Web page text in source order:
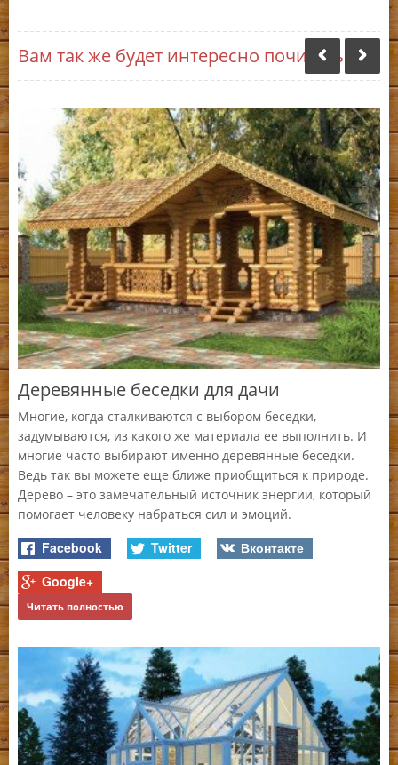
Вам так же будет интересно почитать:
Деревянные беседки для дачи
Многие, когда сталкиваются с выбором беседки,
задумываются, из какого же материала ее выполнить. И
многие часто выбирают именно деревянные беседки.
Ведь так вы можете еще ближе приобщиться к природе.
Дерево – это замечательный источник энергии, который
помогает человеку набраться сил и эмоций.
Facebook Twitter
Вконтакте
Google+
Читать полностью